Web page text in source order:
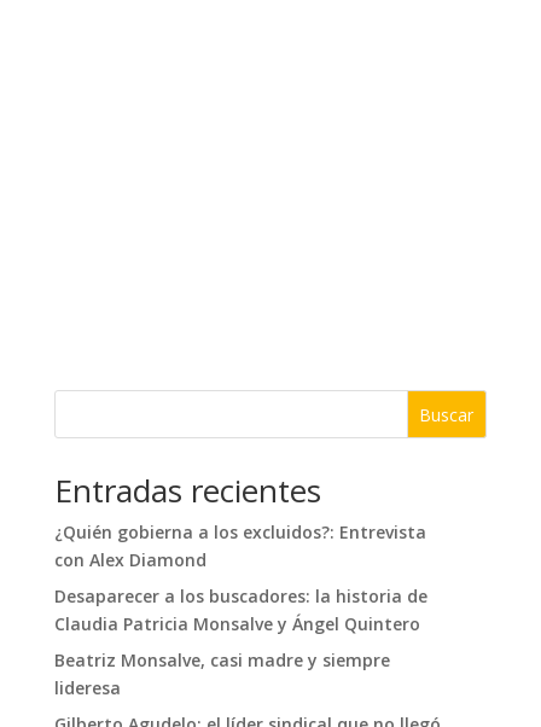
Buscar
Entradas recientes
¿Quién gobierna a los excluidos?: Entrevista
con Alex Diamond
Desaparecer a los buscadores: la historia de
Claudia Patricia Monsalve y Ángel Quintero
Beatriz Monsalve, casi madre y siempre
lideresa